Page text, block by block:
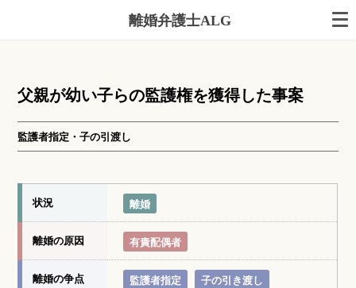
離婚弁護士ALG
父親が幼い子らの監護権を獲得した事案
監護者指定・子の引渡し
状況 離婚
離婚の原因 有責配偶者
離婚の争点 監護者指定 子の引き渡し